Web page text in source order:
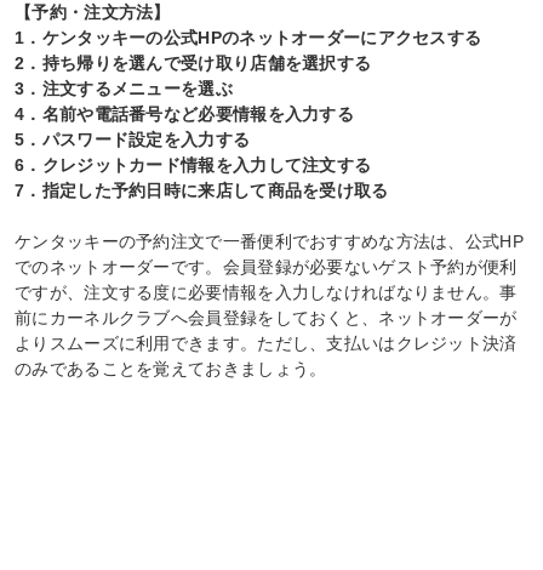
【予約・注文方法】
1．ケンタッキーの公式HPのネットオーダーにアクセスする
2．持ち帰りを選んで受け取り店舗を選択する
3．注文するメニューを選ぶ
4．名前や電話番号など必要情報を入力する
5．パスワード設定を入力する
6．クレジットカード情報を入力して注文する
7．指定した予約日時に来店して商品を受け取る
ケンタッキーの予約注文で一番便利でおすすめな方法は、公式HP
でのネットオーダーです。会員登録が必要ないゲスト予約が便利
ですが、注文する度に必要情報を入力しなければなりません。事
前にカーネルクラブへ会員登録をしておくと、ネットオーダーが
よりスムーズに利用できます。ただし、支払いはクレジット決済
のみであることを覚えておきましょう。